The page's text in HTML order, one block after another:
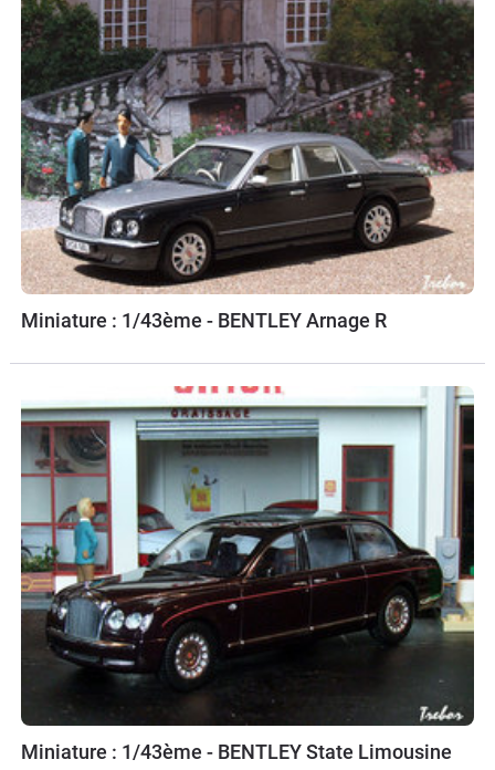
Miniature : 1/43ème - BENTLEY Arnage R
Miniature : 1/43ème - BENTLEY State Limousine